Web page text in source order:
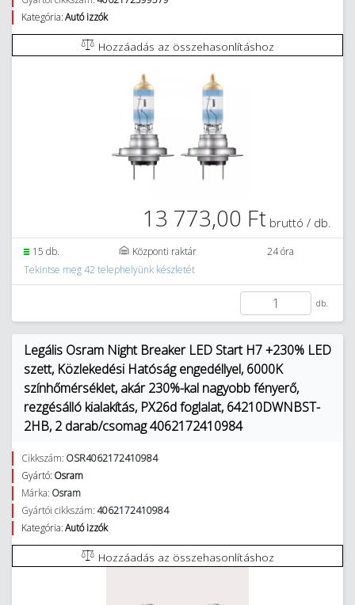
Kategória:Autó izzók
Hozzáadás az összehasonlításhoz
13 773,00 Ft bruttó / db.
15 db. Központi raktár
24 óra
Tekintse meg 42 telephelyünk készletét
db.
Legális Osram Night Breaker LED Start H7 +230% LED
szett, Közlekedési Hatóság engedéllyel, 6000K
színhőmérséklet, akár 230%-kal nagyobb fényerő,
rezgésálló kialakítás, PX26d foglalat, 64210DWNBST-
2HB, 2 darab/csomag 4062172410984
Cikkszám: OSR4062172410984
Gyártó: Osram
Márka: Osram
Gyártói cikkszám:4062172410984
Kategória:Autó izzók
Hozzáadás az összehasonlításhoz